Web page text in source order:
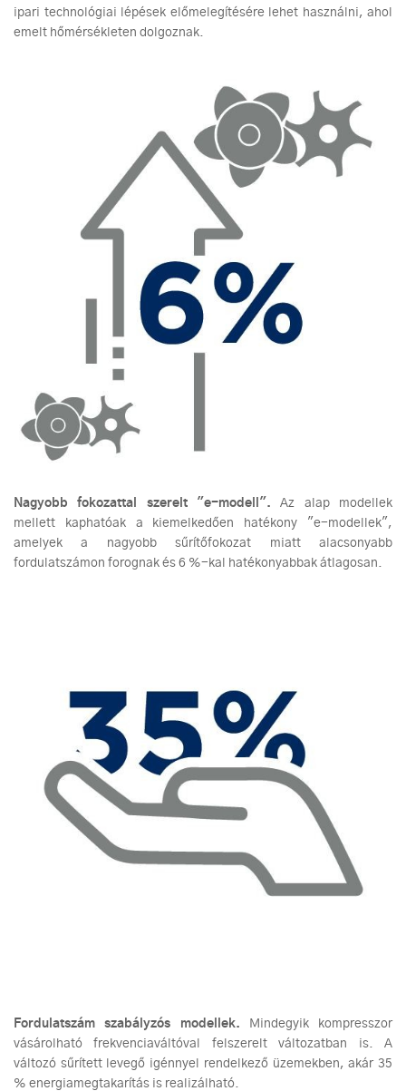
ipari technológiai lépések előmelegítésére lehet használni, ahol
emelt hőmérsékleten dolgoznak.
Nagyobb fokozattal szerelt "e-modell " . Az alap modellek
mellett kaphatóak a kiemelkedően hatékony "e-modellek",
amelyek a nagyobb sűrítőfokozat miatt alacsonyabb
fordulatszámon forognak és 6 %-kal hatékonyabbak átlagosan.
Fordulatszám szabályzós modellek. Mindegyik kompresszor
vásárolható frekvenciaváltóval felszerelt változatban is. A
változó sűrített levegő igénnyel rendelkező üzemekben, akár 35
% energiamegtakarítás is realizálható.